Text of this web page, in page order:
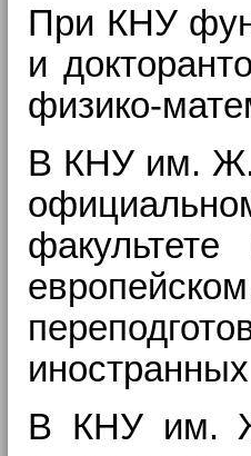
При КНУ
и
физико-
В КНУ им.
В КНУ им.